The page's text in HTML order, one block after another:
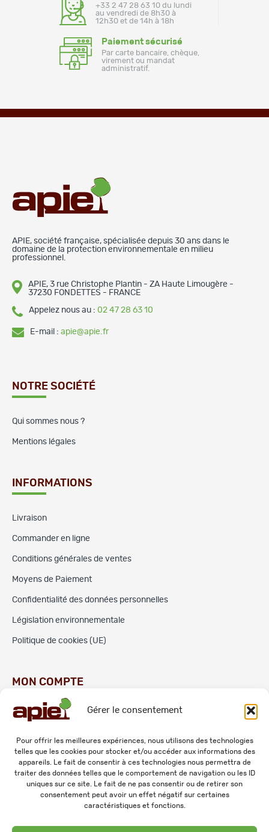
Gérer le consentement
Pour offrir les meilleures expériences, nous utilisons des technologies
telles que les cookies pour stocker et/ou accéder aux informations des
appareils. Le fait de consentir à ces technologies nous permettra de
traiter des données telles que le comportement de navigation ou les ID
uniques sur ce site. Le fait de ne pas consentir ou de retirer son
consentement peut avoir un effet négatif sur certaines
caractéristiques et fonctions.
+33 2 47 28 63 10 du lundi
au vendredi de 8h30 à
12h30 et de 14h à 18h
Paiement sécurisé
Par carte bancaire, chèque,
virement ou mandat
administratif.
APIE, société française, spécialisée depuis 30 ans dans le
domaine de la protection environnementale en milieu
professionnel.
APIE, 3 rue Christophe Plantin - ZA Haute Limougère -
37230 FONDETTES - FRANCE
Appelez nous au : 02 47 28 63 10
E-mail : apie@apie.fr
NOTRE SOCIÉTÉ
Qui sommes nous ?
Mentions légales
INFORMATIONS
Livraison
Commander en ligne
Conditions générales de ventes
Moyens de Paiement
Confidentialité des données personnelles
Législation environnementale
Politique de cookies (UE)
MON COMPTE
Commandes
Adresses
Mes informations personnelles